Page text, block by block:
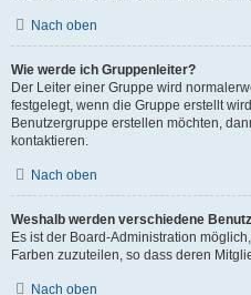
Nach oben
Wie werde ich Gruppenleiter?
Der Leiter einer Gruppe wird
festgelegt, wenn die Gruppe erstellt
Benutzergruppe erstellen möchten,
kontaktieren.
Nach oben
Weshalb werden verschiedene
Es ist der Board-Administration
Farben zuzuteilen, so dass deren
Nach oben